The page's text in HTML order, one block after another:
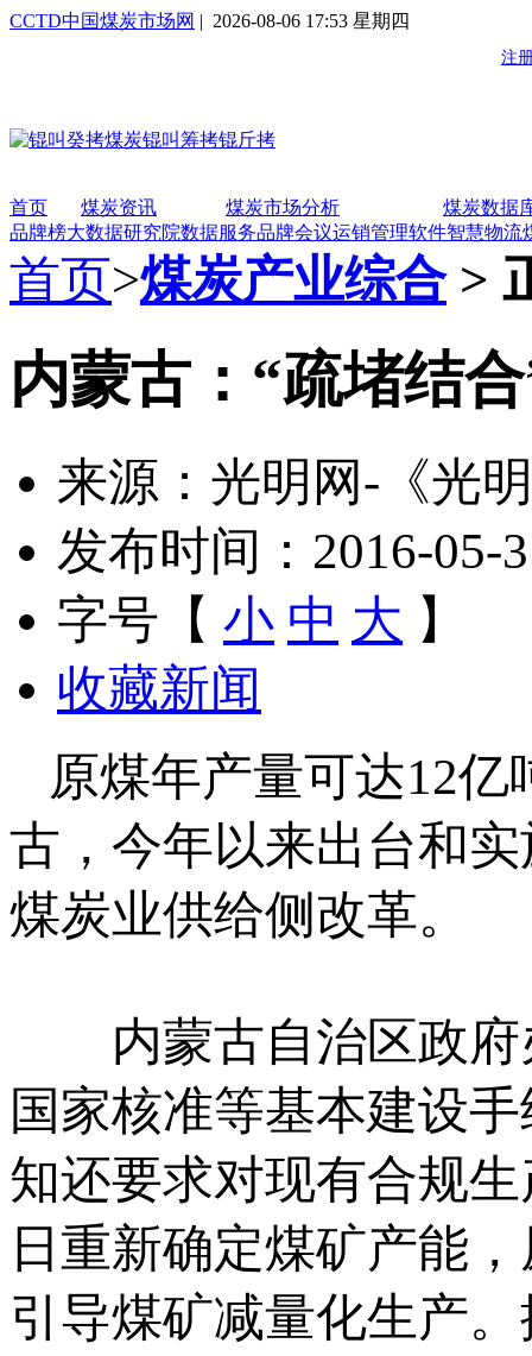
CCTD中国煤炭市场网 | 2026-08-06 17:53 星期四
首页 煤炭资讯 煤炭市场分析
煤炭数据
品牌榜大数据研究院数据服务品牌会议运销管理软件智慧物流
首页>煤炭产业综合>
内蒙古：“疏堵结
来源：光明网-《光
发布时间：2016-05-
字号【 小 中 大 】
收藏新闻
原煤年产量可达12亿
古，今年以来出台和
煤炭业供给侧改革。
内蒙古自治区政府
国家核准等基本建设
知还要求对现有合规
日重新确定煤矿产能
引导煤矿减量化生产